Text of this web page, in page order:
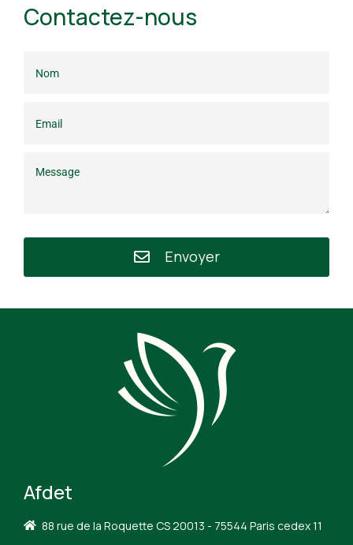
Contactez-nous
Envoyer
Afdet
88 rue de la Roquette CS 20013 - 75544 Paris cedex 11